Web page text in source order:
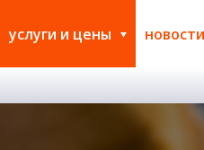
услуги и цены новости